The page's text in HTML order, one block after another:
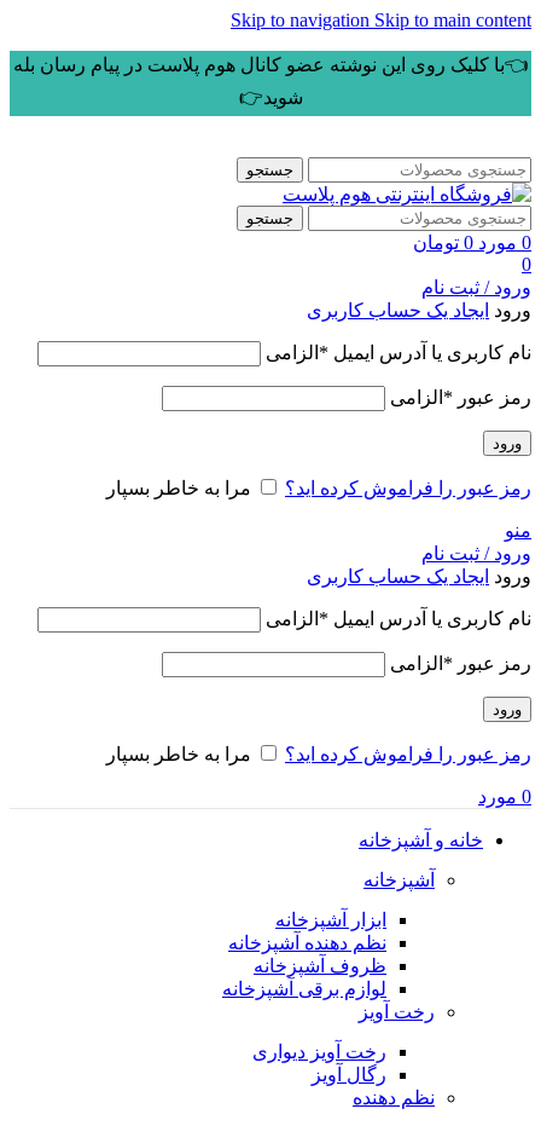
Skip to navigation Skip to main content
👈با کلیک روی این نوشته عضو کانال هوم پلاست در پیام رسان بله
شوید👉
جستجو
جستجو
0 مورد 0 تومان
0
ورود / ثبت نام
ورود ایجاد یک حساب کاربری
نام کاربری یا آدرس ایمیل * الزامی
رمز عبور * الزامی
ورود
رمز عبور را فراموش کرده اید؟ مرا به خاطر بسپار
منو
ورود / ثبت نام
ورود ایجاد یک حساب کاربری
نام کاربری یا آدرس ایمیل * الزامی
رمز عبور * الزامی
ورود
رمز عبور را فراموش کرده اید؟ مرا به خاطر بسپار
0 مورد
خانه و آشپزخانه
آشپزخانه
ابزار آشپزخانه
نظم دهنده آشپزخانه
ظروف آشپزخانه
لوازم برقی آشپزخانه
رخت آویز
رخت آویز دیواری
رگال آویز
نظم دهنده